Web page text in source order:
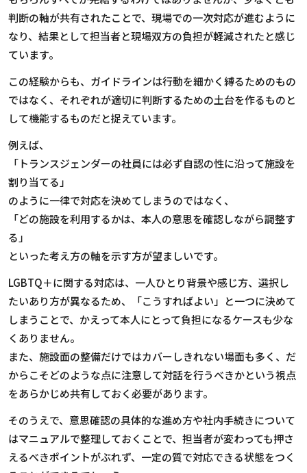
判断の軸が共有されたことで、現場での一次対応が進むように
なり、結果として担当者と現場双方の負担が軽減されたと感じ
ています。
この経験からも、ガイドラインは行動を細かく縛るためのもの
ではなく、それぞれが適切に判断するための土台を作るものと
して機能するものだと捉えています。
例えば、
「トランスジェンダーの社員には必ず自認の性に沿って施設を
割り当てる」
のように一律で対応を決めてしまうのではなく、
「どの施設を利用するかは、本人の意思を確認しながら調整す
る」
といった考え方の軸を示す方が望ましいです。
LGBTQ＋に関する対応は、一人ひとり背景や感じ方、選択し
たいあり方が異なるため、「こうすればよい」と一つに決めて
しまうことで、かえって本人にとって負担になるケースも少な
くありません。
また、施設面の整備だけではカバーしきれない場面も多く、だ
からこそどのような点に注意して対話を行うべきかという視点
をあらかじめ共有しておく必要があります。
そのうえで、意思確認の具体的な進め方や社内手続きについて
はマニュアルで整理しておくことで、担当者が変わっても押さ
えるべきポイントがぶれず、一定の質で対応できる状態をつく